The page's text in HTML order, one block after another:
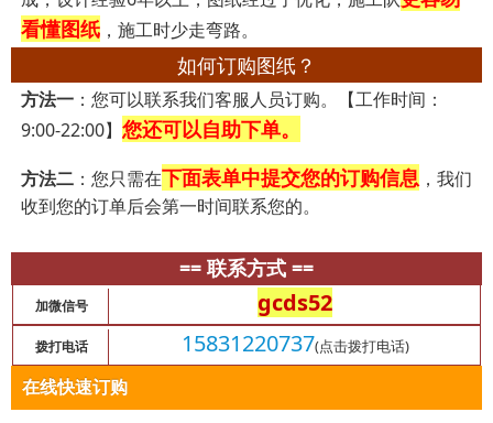
看懂图纸，施工时少走弯路。
如何订购图纸？
方法一：您可以联系我们客服人员订购。【工作时间：
9:00-22:00】 您还可以自助下单。
方法二：您只需在下面表单中提交您的订购信息，我们
收到您的订单后会第一时间联系您的。
== 联系方式 ==
加微信号 gcds52
拨打电话 15831220737(点击拨打电话)